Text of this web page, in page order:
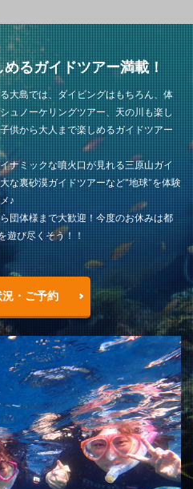
るガイドツアー満載！
大島では、ダイビングはもちろん、体
ュノーケリングツアー、天の川も楽し
供から大人まで楽しめるガイドツアー
ナミックな噴火口が見れる三原山ガイ
な裏砂漠ガイドツアーなど”地球”を体験
♪
団体様まで大歓迎！今度のお休みは都
遊び尽くそう！！
・ご予約